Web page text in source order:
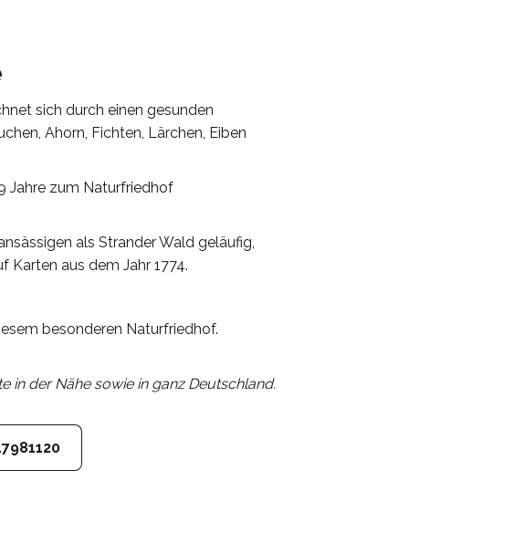
sich durch einen gesunden
Ahorn, Fichten, Lärchen, Eiben
Jahre zum Naturfriedhof
als Strander Wald geläufig,
Karten aus dem Jahr 1774.
besonderen Naturfriedhof.
der Nähe sowie in ganz Deutschland.